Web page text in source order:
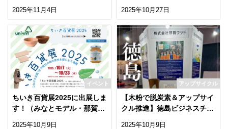
2025年11月4日 2025年10月27日
イベント
ちいき百貨展2025に出展しま
す！（みなとモデル・那賀
2025年10月9日
アップサイクル
【木粉で脱炭素＆アップサイ
クル推進】徳島ビジネスチャ
2025年10月9日